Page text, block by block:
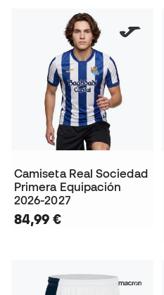
Camiseta Real Sociedad
Primera Equipación
2026-2027
84,99 €